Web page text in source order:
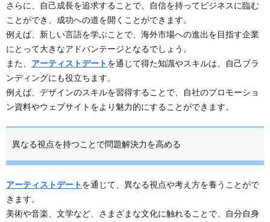
さらに、自己成長を追求することで、自信を持ってビジネスに臨む
ことができ、成功への道を開くことができます。
例えば、新しい言語を学ぶことで、海外市場への進出を目指す企業
にとって大きなアドバンテージとなるでしょう。
また、 アーティストデートを通じて得た知識やスキルは、自己ブラ
ンディングにも役立ちます。
例えば、デザインのスキルを習得することで、自社のプロモーショ
ン資料やウェブサイトをより魅力的にすることができます。
異なる視点を持つことで問題解決力を高める
アーティストデートを通じて、異なる視点や考え方を養うことがで
きます。
美術や音楽、文学など、さまざまな文化に触れることで、自分自身